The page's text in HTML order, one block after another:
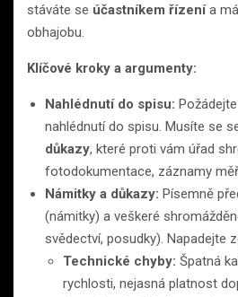
stáváte se účastníkem řízenía
obhajobu.
Klíčové kroky a argumenty:
Nahlédnutí do spisu:
nahlédnutí do spisu. Musíte se
důkazy, které proti vám úřad
fotodokumentace, záznamy
Námitky a důkazy: Písemně
(námitky) a veškeré
svědectví, posudky). Napadejte
Technické chyby: Špatná
rychlosti, nejasná platnost